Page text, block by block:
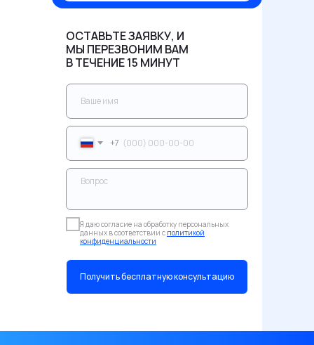
+7
Я даю согласие на обработку персональных
данных в соответствии с политикой
конфиденциальности
Получить бесплатную консультацию
ОСТАВЬТЕ ЗАЯВКУ, И
МЫ ПЕРЕЗВОНИМ ВАМ
В ТЕЧЕНИЕ 15 МИНУТ